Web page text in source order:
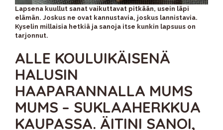
Lapsena kuullut sanat vaikuttavat pitkään, usein läpi
elämän. Joskus ne ovat kannustavia, joskus lannistavia.
Kyselin millaisia hetkiä ja sanoja itse kunkin lapsuus on
tarjonnut.
ALLE KOULUIKÄISENÄ
HALUSIN
HAAPARANNALLA MUMS
MUMS – SUKLAAHERKKUA
KAUPASSA. ÄITINI SANOI,